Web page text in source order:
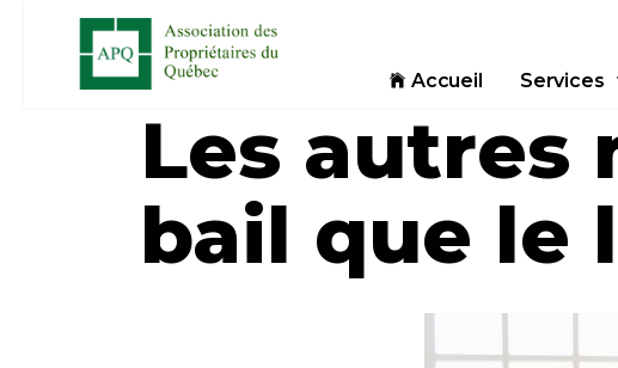
Accueil Services
Les autres
bail que le